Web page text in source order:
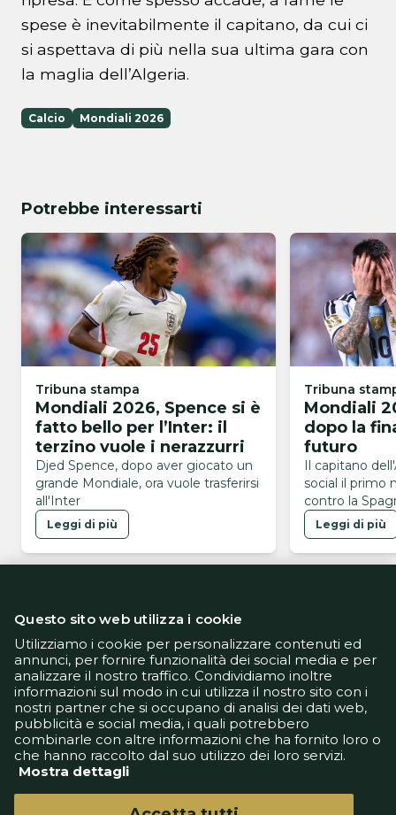
spese è inevitabilmente il capitano, da cui ci
si aspettava di più nella sua ultima gara con
la maglia dell’Algeria.
Calcio Mondiali 2026
Potrebbe interessarti
Tribuna stampa
Mondiali 2026, Spence si è
fatto bello per l’Inter: il
terzino vuole i nerazzurri
Djed Spence, dopo aver giocato un
grande Mondiale, ora vuole trasferirsi
all'Inter
Leggi di più
Tribuna
Mondiali
dopo la
futuro
Il capitano
social il primo
contro la
Mondiali 2026
Leggi di più
Informativa Privacy
Informativa Cookie
Tech App
Gestione preferenze
support@goldbetlive.it
Questo sito web utilizza i cookie
Utilizziamo i cookie per personalizzare contenuti ed
annunci, per fornire funzionalità dei social media e per
analizzare il nostro traffico. Condividiamo inoltre
informazioni sul modo in cui utilizza il nostro sito con i
nostri partner che si occupano di analisi dei dati web,
pubblicità e social media, i quali potrebbero
combinarle con altre informazioni che ha fornito loro o
che hanno raccolto dal suo utilizzo dei loro servizi.
Mostra dettagli